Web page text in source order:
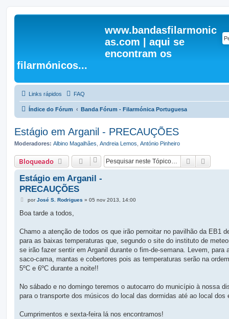
www.bandasfilarmonic
as.com | aqui se
encontram os
filarmónicos...
Links rápidos FAQ
Índice do Fórum Banda Fórum - Filarmónica Portuguesa
Estágio em Arganil - PRECAUÇÕES
Moderadores: Albino Magalhães Andreia Lemos António Pinheiro
Bloqueado Pesquisar
Estágio em Arganil -
PRECAUÇÕES
M
n
g
m
porJosé S. Rodrigues » 05 nov 2013, 14:00
Boa tarde a todos,
Chamo a atenção de todos os que irão pernoitar no pavilhão da EB1
para as baixas temperaturas que, segundo o site do instituto de
se irão fazer sentir em Arganil durante o fim-de-semana. Levem, para
saco-cama, mantas e cobertores pois as temperaturas serão na
5ºC e 6ºC durante a noite!!
No sábado e no domingo teremos o autocarro do município à nossa
para o transporte dos músicos do local das dormidas até ao local dos
Cumprimentos e sexta-feira lá nos encontramos!